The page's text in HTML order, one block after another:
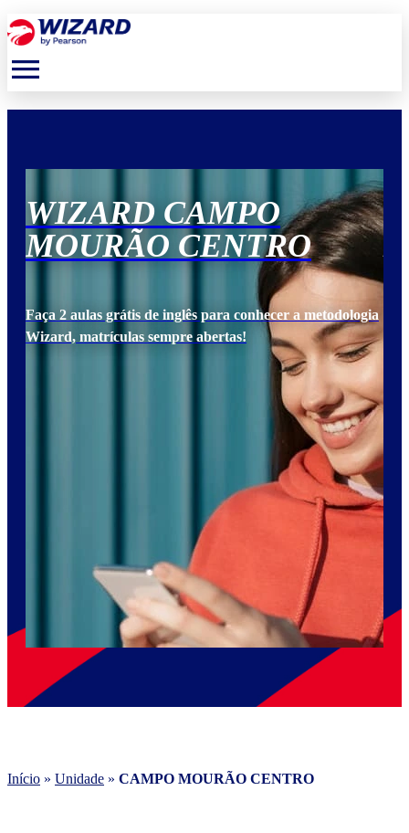
menu
WIZARD CAMPO
MOURÃO CENTRO
Faça 2 aulas grátis de inglês para conhecer a metodologia
Wizard, matrículas sempre abertas!
Início » Unidade » CAMPO MOURÃO CENTRO